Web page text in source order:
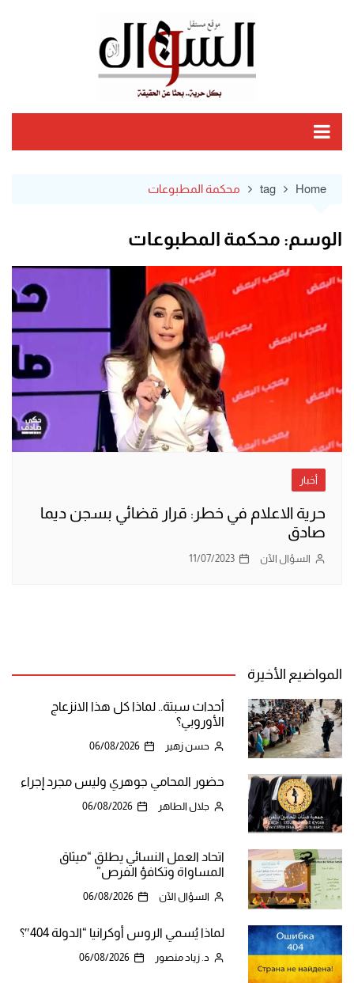
Home
tag محكمة المطبوعات
الوسم: محكمة المطبوعات
أخبار
حرية الاعلام في خطر: قرار قضائي بسجن ديما
صادق
السؤال الآن 11/07/2023
المواضيع الأخيرة
أحداث سبتة.. لماذا كل هذا الانزعاج
الأوروبي؟
حسن زهير 06/08/2026
حضور المحامي جوهري وليس مجرد إجراء
جلال الطاهر 06/08/2026
اتحاد العمل النسائي يطلق “ميثاق
المساواة وتكافؤ الفرص”
السؤال الآن 06/08/2026
لماذا يُسمي الروس أوكرانيا “الدولة 404″؟
د. زياد منصور 06/08/2026